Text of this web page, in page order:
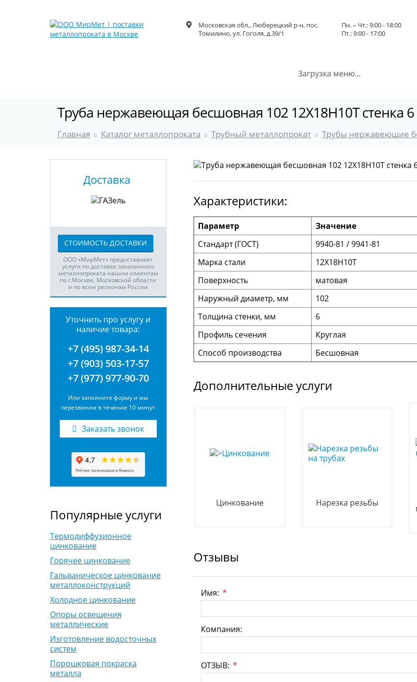
Московская обл., Люберецкий р-н, пос.
Томилино, ул. Гоголя, д.39/1
Пн. – Чт.: 9:00 - 18:00
Пт.: 9:00 - 17:00
Загрузка меню...
Труба нержавеющая бесшовная 102 12Х18Н10Т стенка 6
Главная Каталог металлопроката Трубный металлопрокат Трубы нержавеющие
Доставка
СТОИМОСТЬ ДОСТАВКИ
ООО «МирМет» предоставляет
услуги по доставке заказанного
металлопроката нашим клиентам
по г.Москве, Московской области
и по всем регионам России
Уточнить про услугу и
наличие товара:
+7 (495) 987-34-14
+7 (903) 503-17-57
+7 (977) 977-90-70
Или заполните форму и мы
перезвоним в течение 10 минут
Заказать звонок
Популярные услуги
Термодиффузионное
цинкование
Горячее цинкование
Гальваническое цинкование
металлоконструкций
Холодное цинкование
Опоры освещения
металлические
Изготовление водосточных
систем
Порошковая покраска
металла
Характеристики:
Параметр
Значение
Стандарт (ГОСТ)
9940-81 / 9941-81
Марка стали
12Х18Н10Т
Поверхность
матовая
Наружный диаметр, мм
102
Толщина стенки, мм
6
Профиль сечения
Круглая
Способ производства
Бесшовная
Дополнительные услуги
Цинкование Нарезка резьбы
Отзывы
Имя: *
Компания:
ОТЗЫВ: *